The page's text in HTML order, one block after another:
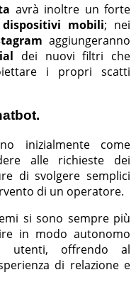
avrà inoltre un forte
mobili; nei
aggiungeranno
dei nuovi filtri che
i propri scatti
inizialmente come
alle richieste dei
di svolgere semplici
di un operatore.
si sono sempre più
in modo autonomo
utenti, offrendo al
di relazione e